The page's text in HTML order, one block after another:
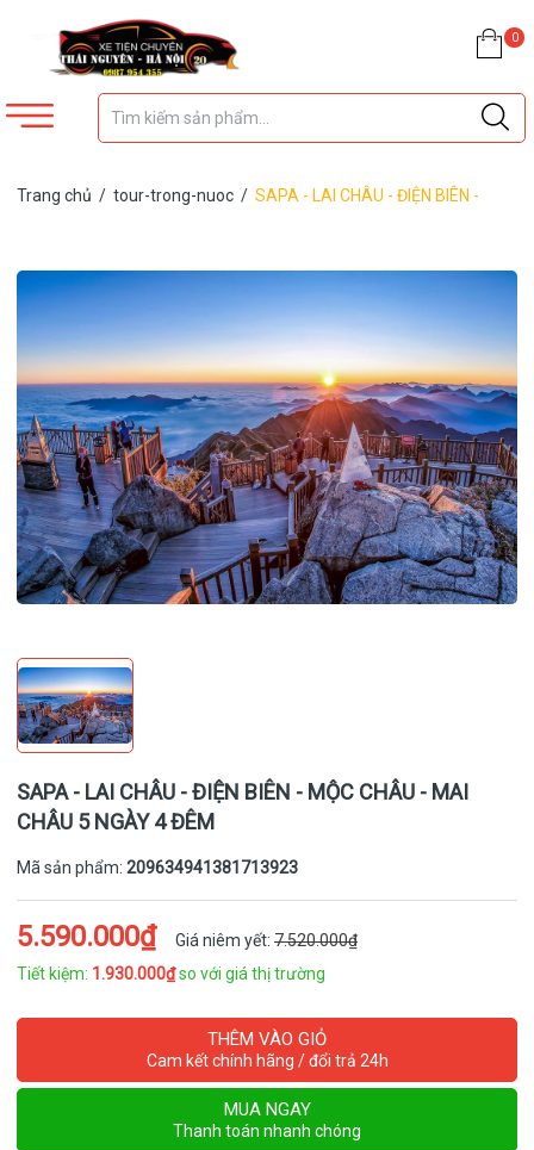
0
Trang chủ / tour-trong-nuoc / SAPA - LAI CHÂU - ĐIỆN BIÊN -
SAPA - LAI CHÂU - ĐIỆN BIÊN - MỘC CHÂU - MAI
CHÂU 5 NGÀY 4 ĐÊM
Mã sản phẩm: 209634941381713923
5.590.000₫ Giá niêm yết: 7.520.000₫
Tiết kiệm: 1.930.000₫so với giá thị trường
THÊM VÀO GIỎ
Cam kết chính hãng / đổi trả 24h
MUA NGAY
Thanh toán nhanh chóng